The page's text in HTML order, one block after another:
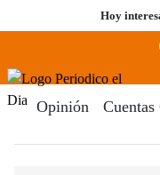
al
Hoy
Menú
Opinión Cuentas